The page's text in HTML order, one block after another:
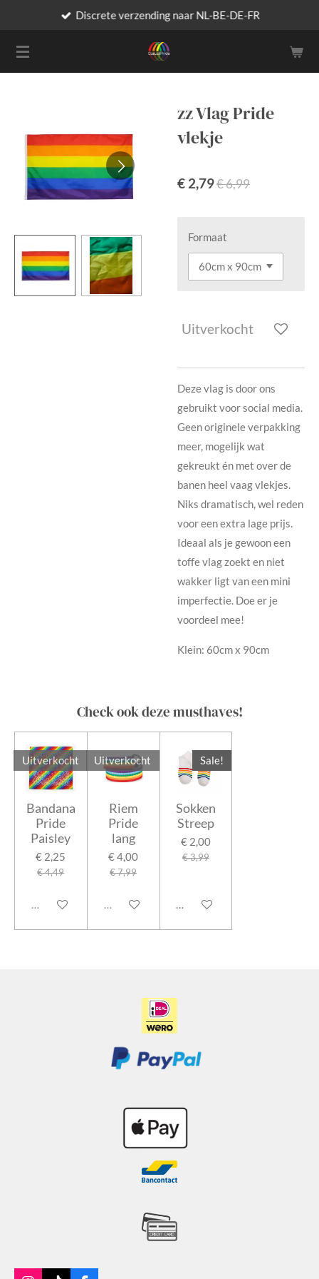
naar
de
Discrete verzending naar NL-BE-DE-FR
zz Vlag Pride
vlekje
€ 2,79€ 6,99
Formaat
Uitverkocht
Deze vlag is door ons
gebruikt voor social media.
Geen originele verpakking
meer, mogelijk wat
gekreukt én met over de
banen heel vaag vlekjes.
Niks dramatisch, wel reden
voor een extra lage prijs.
Ideaal als je gewoon een
toffe vlag zoekt en niet
wakker ligt van een mini
imperfectie. Doe er je
voordeel mee!
Klein: 60cm x 90cm
Check ook deze musthaves!
Uitverkocht
Bandana
Pride
Paisley
€ 2,25
€ 4,49
Uitverkocht
Uitverkocht
Riem
Pride
lang
€ 4,00
€ 7,99
Uitverkocht
Sale!
Sokken
Streep
€ 2,00
€ 3,99
In winkelwagen